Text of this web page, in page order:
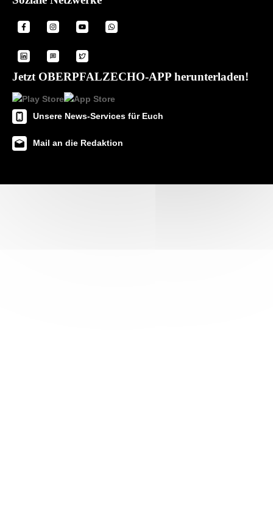
Jetzt OBERPFALZECHO-APP herunterladen!
Unsere News-Services für Euch
Mail an die Redaktion